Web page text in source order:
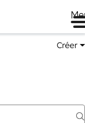
Créer